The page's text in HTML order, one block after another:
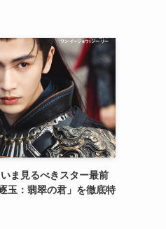
ま見るべきスター最前
：翡翠の君」を徹底特